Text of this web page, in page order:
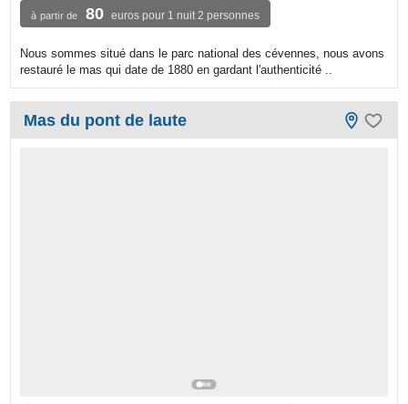
à partir de 80 euros pour 1 nuit 2 personnes
Nous sommes situé dans le parc national des cévennes, nous avons
restauré le mas qui date de 1880 en gardant l'authenticité ..
Mas du pont de laute